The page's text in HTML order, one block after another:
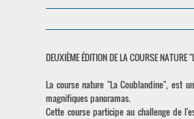
DEUXIÈME ÉDITION DE LA COURSE NATURE
La course nature "La Coublandine", est
magnifiques panoramas.
Cette course participe au challenge de